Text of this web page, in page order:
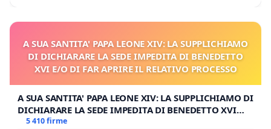
A SUA SANTITA' PAPA LEONE XIV: LA SUPPLICHIAMO
DI DICHIARARE LA SEDE IMPEDITA DI BENEDETTO
XVI E/O DI FAR APRIRE IL RELATIVO PROCESSO
A SUA SANTITA' PAPA LEONE XIV: LA SUPPLICHIAMO DI
DICHIARARE LA SEDE IMPEDITA DI BENEDETTO XVI
E/O DI FAR APRIRE IL RELATIVO PROCESSO
5 410 firme